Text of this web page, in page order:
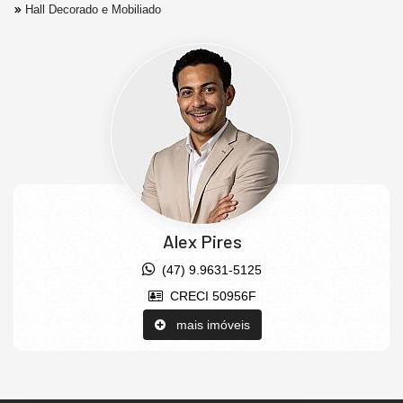
Hall Decorado e Mobiliado
Alex Pires
(47) 9.9631-5125
CRECI 50956F
mais imóveis